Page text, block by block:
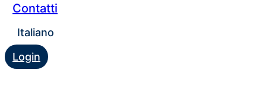
Contatti
Italiano
Login